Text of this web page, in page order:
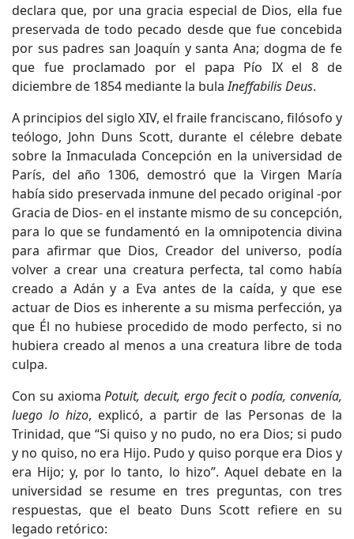
declara que, por una gracia especial de Dios, ella fue
preservada de todo pecado desde que fue concebida
por sus padres san Joaquín y santa Ana; dogma de fe
que fue proclamado por el papa Pío IX el 8 de
diciembre de 1854 mediante la bulaIneffabilis Deus.
A principios del siglo XIV, el fraile franciscano, filósofo y
teólogo, John Duns Scott, durante el célebre debate
sobre la Inmaculada Concepción en la universidad de
París, del año 1306, demostró que la Virgen María
había sido preservada inmune del pecado original -por
Gracia de Dios- en el instante mismo de su concepción,
para lo que se fundamentó en la omnipotencia divina
para afirmar que Dios, Creador del universo, podía
volver a crear una creatura perfecta, tal como había
creado a Adán y a Eva antes de la caída, y que ese
actuar de Dios es inherente a su misma perfección, ya
que Él no hubiese procedido de modo perfecto, si no
hubiera creado al menos a una creatura libre de toda
culpa.
Con su axiomaPotuit, decuit, ergo fecitopodía, convenía,
luego lo hizo, explicó, a partir de las Personas de la
Trinidad, que “Si quiso y no pudo, no era Dios; si pudo
y no quiso, no era Hijo. Pudo y quiso porque era Dios y
era Hijo; y, por lo tanto, lo hizo”. Aquel debate en la
universidad se resume en tres preguntas, con tres
respuestas, que el beato Duns Scott refiere en su
legado retórico: